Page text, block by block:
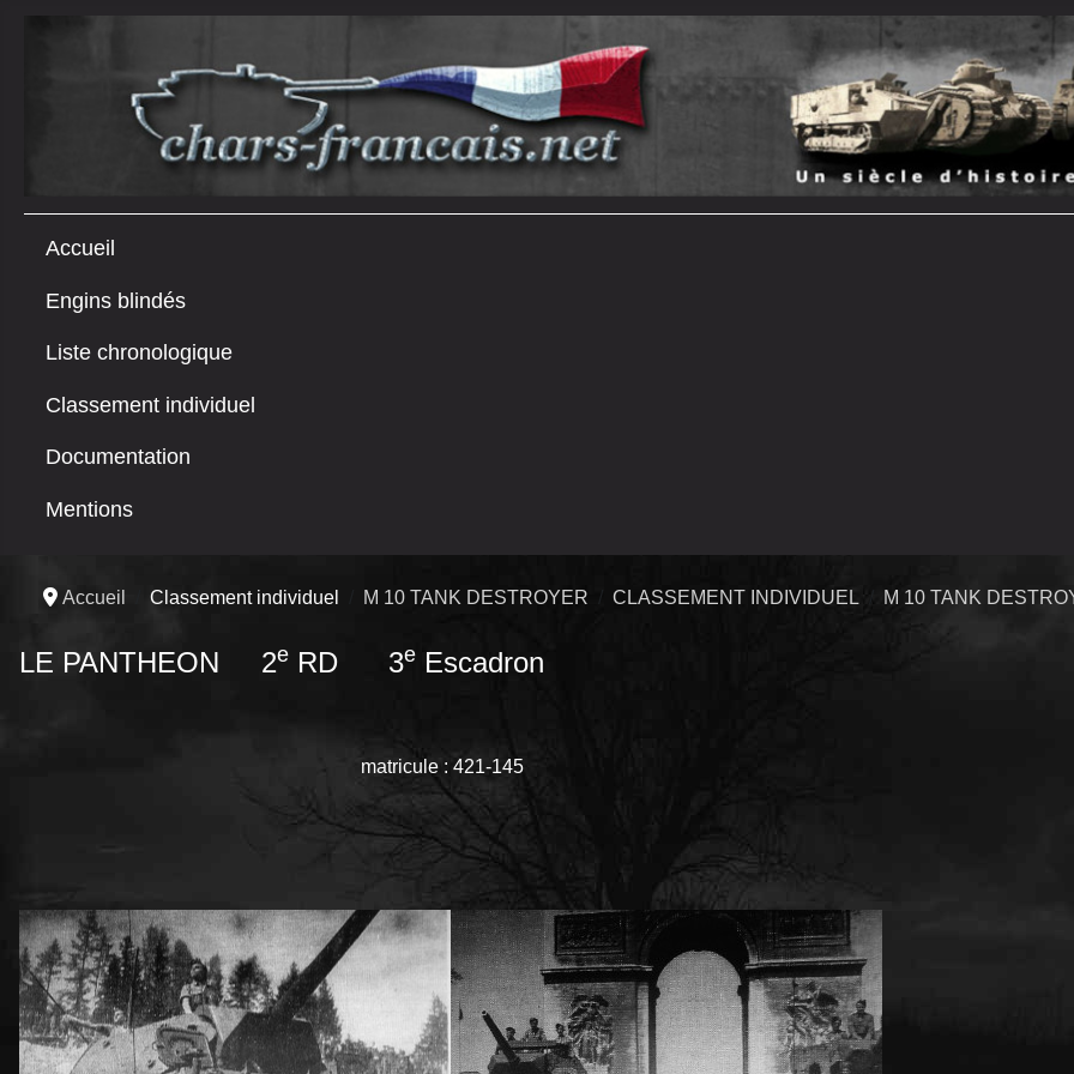
Accueil
Engins blindés
Liste chronologique
Classement individuel
Documentation
Mentions
Accueil Classement individuel M 10 TANK DESTROYER CLASSEMENT INDIVIDUEL M 10 TANK
LE PANTHEON 2e RD 3e Escadron
matricule : 421-145